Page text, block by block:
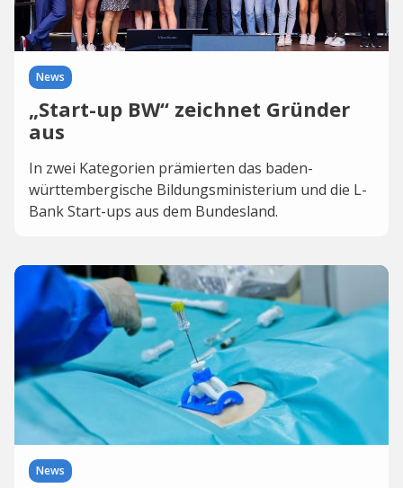
News
„Start-up BW“ zeichnet Gründer
aus
In zwei Kategorien prämierten das baden-
württembergische Bildungsministerium und die L-
Bank Start-ups aus dem Bundesland.
News